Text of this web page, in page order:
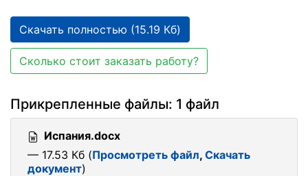
Скачать полностью (15.19 Кб)
Сколько стоит заказать работу?
Прикрепленные файлы: 1 файл
Испания.docx
— 17.53 Кб (Просмотреть файл, Скачать
документ)